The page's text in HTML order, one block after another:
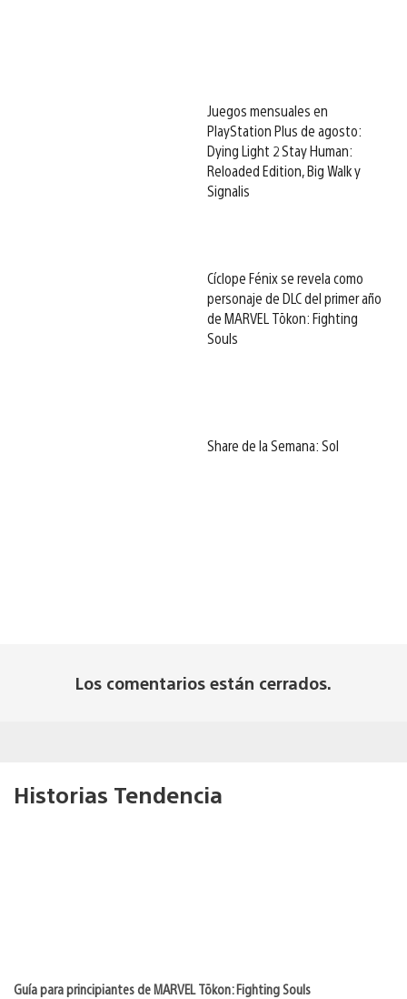
Juegos mensuales en
PlayStation Plus de agosto:
Dying Light 2 Stay Human:
Reloaded Edition, Big Walk y
Signalis
Cíclope Fénix se revela como
personaje de DLC del primer año
de MARVEL Tōkon: Fighting
Souls
Share de la Semana: Sol
Los comentarios están cerrados.
Historias Tendencia
Guía para principiantes de MARVEL Tōkon: Fighting Souls